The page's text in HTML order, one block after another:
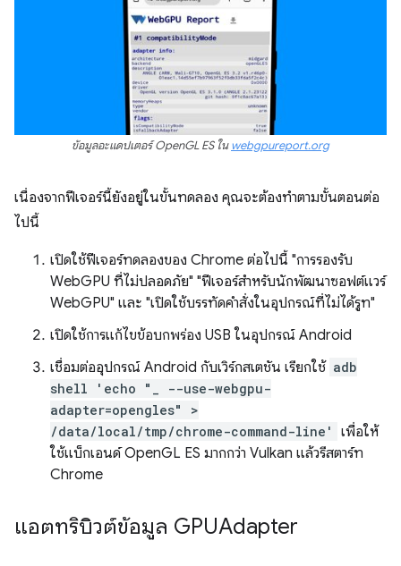
ข้อมูลอะแดปเตอร์ OpenGL ES ในwebgpureport.org
เนื่องจากฟีเจอร์นี้ยังอยู่ในขั้นทดลอง คุณจะต้องทำตามขั้นตอนต่อ
ไปนี้
เปิดใช้ฟีเจอร์ทดลองของ Chrome ต่อไปนี้ "การรองรับ
WebGPU ที่ไม่ปลอดภัย" "ฟีเจอร์สำหรับนักพัฒนาซอฟต์แวร์
WebGPU" และ "เปิดใช้บรรทัดคำสั่งในอุปกรณ์ที่ไม่ได้รูท"
เปิดใช้การแก้ไขข้อบกพร่อง USB ในอุปกรณ์ Android
เชื่อมต่ออุปกรณ์ Android กับเวิร์กสเตชัน เรียกใช้ adb
shell 'echo "_ --use-webgpu-
adapter=opengles" >
/data/local/tmp/chrome-command-line'
เพื่อให้
ใช้แบ็กเอนด์ OpenGL ES มากกว่า Vulkan แล้วรีสตาร์ท
Chrome
แอตทริบิวต์ข้อมูล GPUAdapter